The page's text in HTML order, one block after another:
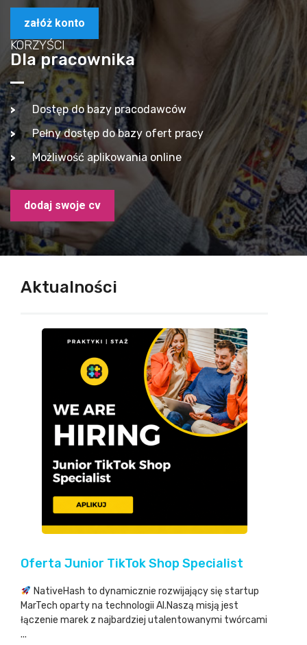
załóż konto
KORZYŚCI
Dla pracownika
Dostęp do bazy pracodawców
Pełny dostęp do bazy ofert pracy
Możliwość aplikowania online
dodaj swoje cv
Aktualności
Oferta Junior TikTok Shop Specialist
NativeHash to dynamicznie rozwijający się startup
MarTech oparty na technologii AI.Naszą misją jest
łączenie marek z najbardziej utalentowanymi twórcami
...